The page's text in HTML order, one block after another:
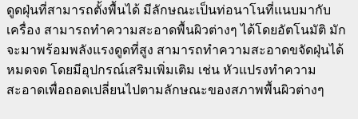
ดูดฝุ่นที่สามารถตั้งพื้นได้ มีลักษณะเป็นท่อนาโนที่แนบมากับ
เครื่อง สามารถทำความสะอาดพื้นผิวต่างๆ ได้โดยอัตโนมัติ มัก
จะมาพร้อมพลังแรงดูดที่สูง สามารถทำความสะอาดขจัดฝุ่นได้
หมดจด โดยมีอุปกรณ์เสริมเพิ่มเติม เช่น หัวแปรงทำความ
สะอาดเพื่อถอดเปลี่ยนไปตามลักษณะของสภาพพื้นผิวต่างๆ